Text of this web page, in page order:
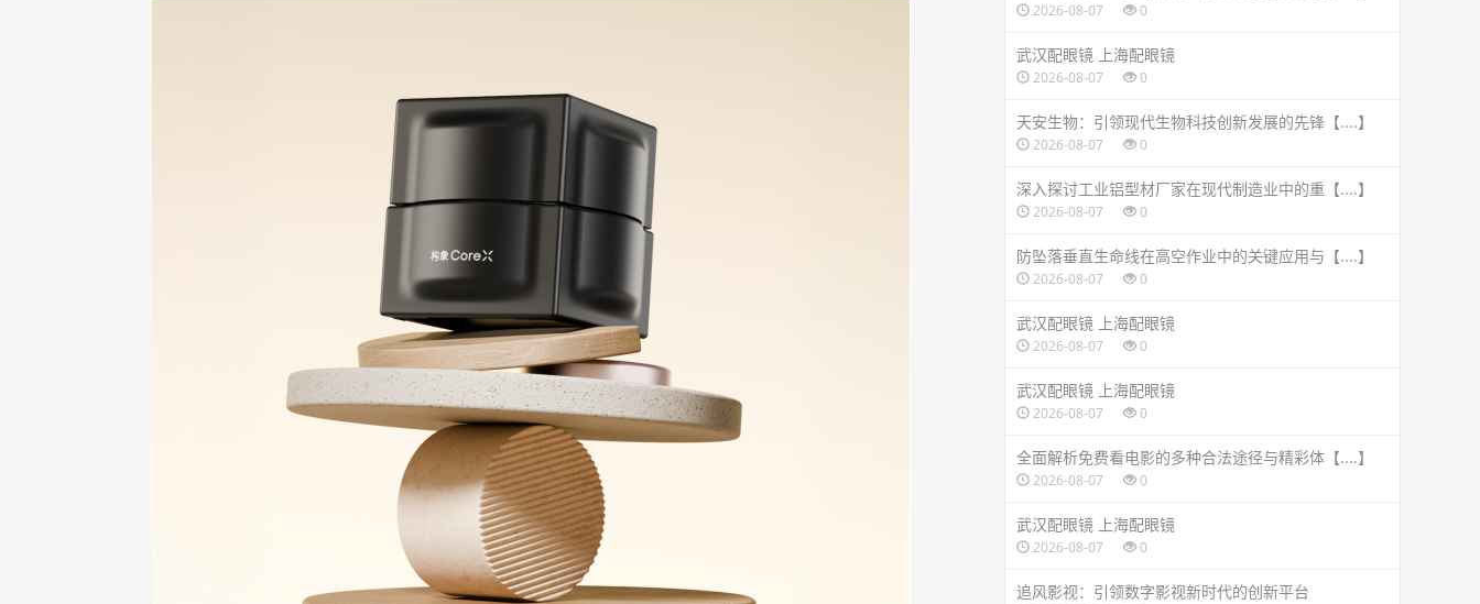
2026-08-07 0
武汉配眼镜 上海配眼镜
2026-08-07 0
天安生物：引领现代生物科技创新发展的先锋【....】
2026-08-07 0
深入探讨工业铝型材厂家在现代制造业中的重【....】
2026-08-07 0
防坠落垂直生命线在高空作业中的关键应用与【....】
2026-08-07 0
武汉配眼镜 上海配眼镜
2026-08-07 0
武汉配眼镜 上海配眼镜
2026-08-07 0
全面解析免费看电影的多种合法途径与精彩体【....】
2026-08-07 0
武汉配眼镜 上海配眼镜
2026-08-07 0
追风影视：引领数字影视新时代的创新平台